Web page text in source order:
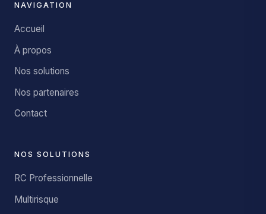
NAVIGATION
Accueil
À propos
Nos solutions
Nos partenaires
Contact
NOS SOLUTIONS
RC Professionnelle
Multirisque